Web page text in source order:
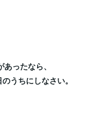
ったなら、
なさい。